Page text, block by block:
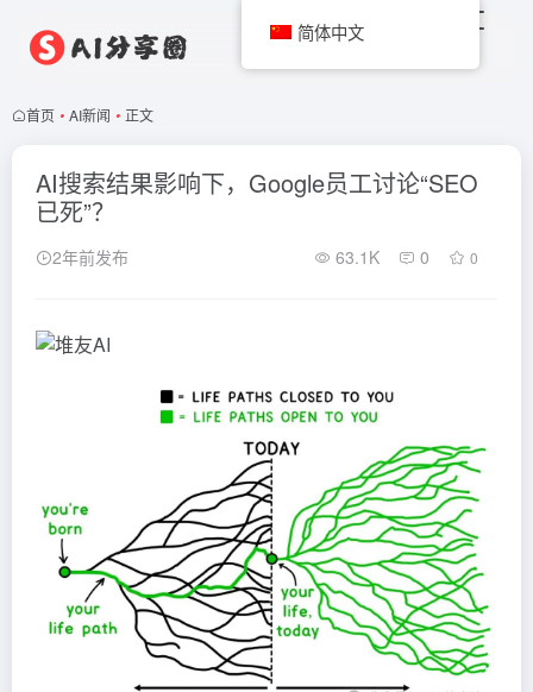
首页 • AI新闻 • 正文
AI搜索结果影响下，Google员工讨论“SEO
已死”？
2年前发布 63.1K 0 0
简体中文